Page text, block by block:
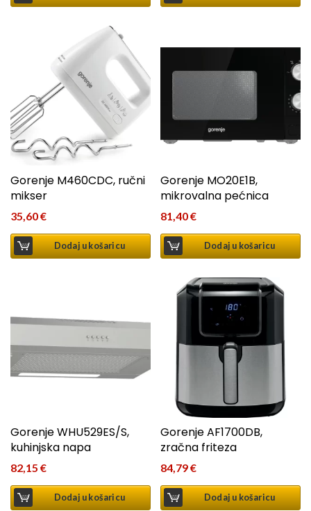
Gorenje M460CDC, ručni
mikser
35,60€
Dodaj u košaricu
Gorenje MO20E1B,
mikrovalna pećnica
81,40€
Dodaj u košaricu
Gorenje WHU529ES/S,
kuhinjska napa
82,15 €
Dodaj u košaricu
Gorenje AF1700DB,
zračna friteza
84,79€
Dodaj u košaricu